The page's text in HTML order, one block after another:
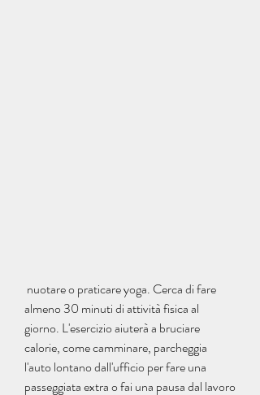
almeno 30 minuti di attività fisica al
giorno. L'esercizio aiuterà a bruciare
calorie, come camminare, parcheggia
l'auto lontano dall'ufficio per fare una
passeggiata extra o fai una pausa dal lavoro